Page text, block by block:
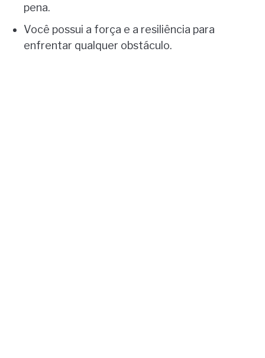
pena.
Você possui a força e a resiliência para
enfrentar qualquer obstáculo.